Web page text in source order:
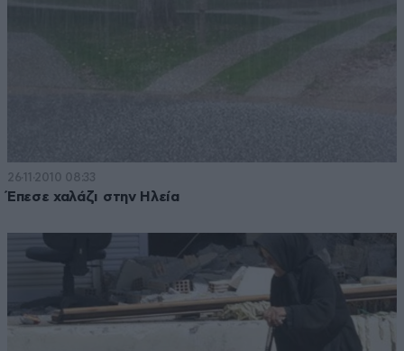
26·11·2010 08:33
Έπεσε χαλάζι στην Ηλεία